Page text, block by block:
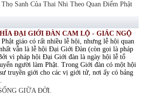
Sanh Của Thai Nhi Theo Quan Điểm Phật
ĐẠI GIỚI ĐÀN CAM LỘ - GIÁC NGỘ
giáo có rất nhiều lễ hội, nhưng lễ hội quan
vẫn là lễ hội Đại Giới Đàn (còn gọi là pháp
vì pháp hội Đại Giới đàn là ngày hội lễ tổ
người làm Phật. Trong Giới đàn có một hội
truyền giới cho các vị giới tử, nơi ấy có bảng
GIỮA ĐỜI.